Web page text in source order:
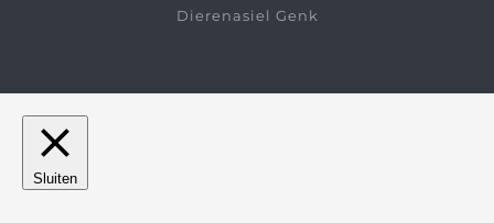
Dierenasiel Genk
Sluiten